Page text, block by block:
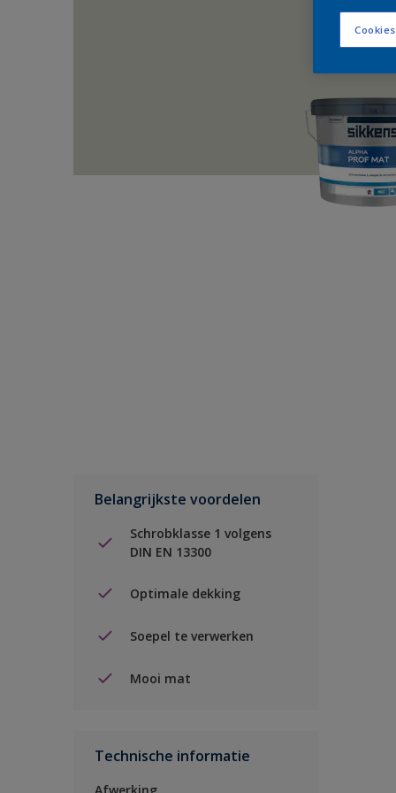
Belangrijkste voordelen
Schrobklasse 1 volgens
DIN EN 13300
Optimale dekking
Soepel te verwerken
Mooi mat
Technische informatie